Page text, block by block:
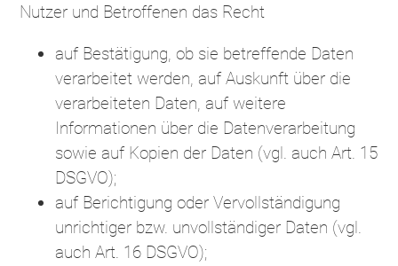
Nutzer und Betroffenen das Recht
auf Bestätigung, ob sie betreffende Daten
verarbeitet werden, auf Auskunft über die
verarbeiteten Daten, auf weitere
Informationen über die Datenverarbeitung
sowie auf Kopien der Daten (vgl. auch Art. 15
DSGVO);
auf Berichtigung oder Vervollständigung
unrichtiger bzw. unvollständiger Daten (vgl.
auch Art. 16 DSGVO);